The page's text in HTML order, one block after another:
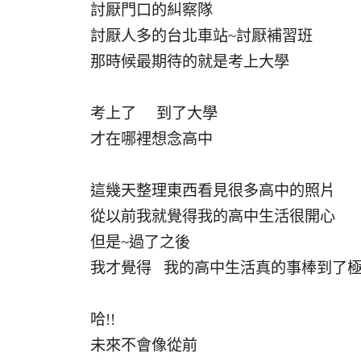
討厭門口的糾察隊
討厭人多的台北車站~討厭補習班
那時候最期待的就是考上大學
考上了 到了大學
才在哪裡想念高中
這幾天整理東西看見很多高中的照片
從以前我就覺得我的高中生活很開心
但是~過了之後
我才覺得 我的高中生活真的事棒到了
哈!!
未來不會像從前